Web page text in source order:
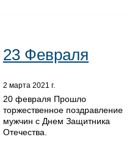
23 Февраля
2 марта 2021 г.
20 февраля Прошло
торжественное поздравление
мужчин с Днем Защитника
Отечества.